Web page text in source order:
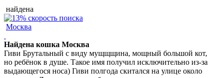
найдена
Москва
Найдена кошка Москва
Гиви Брутальный с виду мущщщина, мощный большой кот,
но ребёнок в душе. Такое имя получил исключительно из-за
выдающегося носа) Гиви полгода скитался на улице около